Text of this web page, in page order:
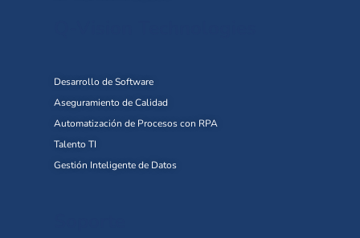
Desarrollo de Software
Aseguramiento de Calidad
Automatización de Procesos con RPA
Talento TI
Gestión Inteligente de Datos